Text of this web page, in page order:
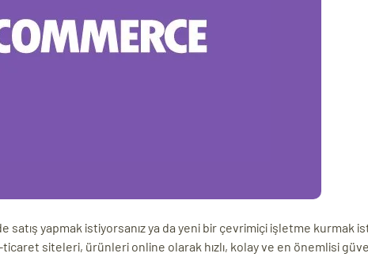
satış yapmak istiyorsanız ya da yeni bir çevrimiçi işletme kurmak
siteleri, ürünleri online olarak hızlı, kolay ve en önemlisi